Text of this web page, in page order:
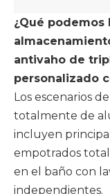
¿Qué podemos
antivaho de
personalizado
Los escenarios
totalmente de
incluyen
empotrados
en el baño con
independientes. ‌